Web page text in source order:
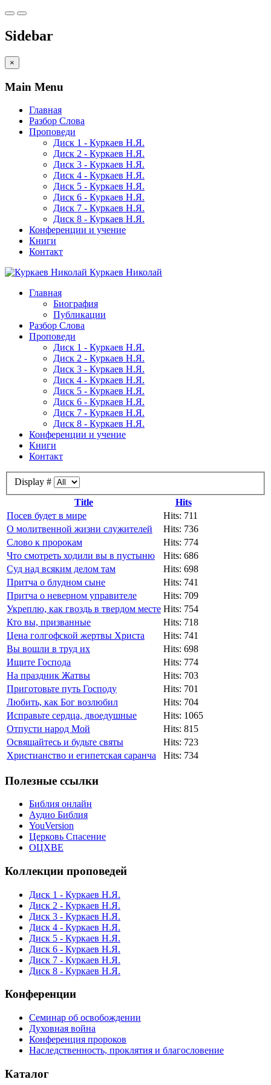
Sidebar
×
Main Menu
Главная
Разбор Слова
Проповеди
Диск 1 - Куркаев Н.Я.
Диск 2 - Куркаев Н.Я.
Диск 3 - Куркаев Н.Я.
Диск 4 - Куркаев Н.Я.
Диск 5 - Куркаев Н.Я.
Диск 6 - Куркаев Н.Я.
Диск 7 - Куркаев Н.Я.
Диск 8 - Куркаев Н.Я.
Конференции и учение
Книги
Контакт
Куркаев Николай
Главная
Биография
Публикации
Разбор Слова
Проповеди
Диск 1 - Куркаев Н.Я.
Диск 2 - Куркаев Н.Я.
Диск 3 - Куркаев Н.Я.
Диск 4 - Куркаев Н.Я.
Диск 5 - Куркаев Н.Я.
Диск 6 - Куркаев Н.Я.
Диск 7 - Куркаев Н.Я.
Диск 8 - Куркаев Н.Я.
Конференции и учение
Книги
Контакт
Display #
Title
Hits
Посев будет в мире
Hits: 711
О молитвенной жизни служителей
Hits: 736
Слово к пророкам
Hits: 774
Что смотреть ходили вы в пустыню
Hits: 686
Суд над всяким делом там
Hits: 698
Притча о блудном сыне
Hits: 741
Притча о неверном управителе
Hits: 709
Укреплю, как гвоздь в твердом месте Hits: 754
Кто вы, призванные
Hits: 718
Цена голгофской жертвы Христа
Hits: 741
Вы вошли в труд их
Hits: 698
Ищите Господа
Hits: 774
На праздник Жатвы
Hits: 703
Приготовьте путь Господу
Hits: 701
Любить, как Бог возлюбил
Hits: 704
Исправьте сердца, двоедушные
Hits: 1065
Отпусти народ Мой
Hits: 815
Освящайтесь и будьте святы
Hits: 723
Христианство и египетская саранча
Hits: 734
Полезные ссылки
Библия онлайн
Аудио Библия
YouVersion
Церковь Спасение
ОЦХВЕ
Коллекции проповедей
Диск 1 - Куркаев Н.Я.
Диск 2 - Куркаев Н.Я.
Диск 3 - Куркаев Н.Я.
Диск 4 - Куркаев Н.Я.
Диск 5 - Куркаев Н.Я.
Диск 6 - Куркаев Н.Я.
Диск 7 - Куркаев Н.Я.
Диск 8 - Куркаев Н.Я.
Конференции
Семинар об освобождении
Духовная война
Конференция пророков
Наследственность, проклятия и благословение
Каталог